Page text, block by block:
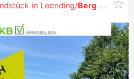
in Leonding/Berg